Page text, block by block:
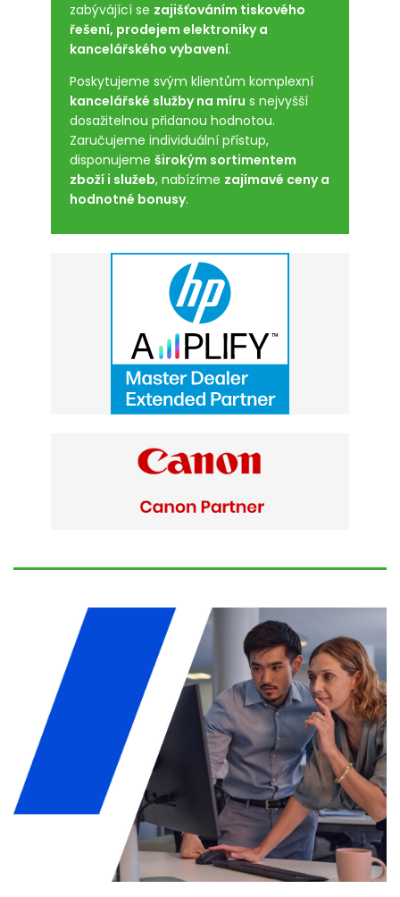
zabývájící se zajišťováním tiskového
řešení, prodejem elektroniky a
kancelářského vybavení.
Poskytujeme svým klientům komplexní
kancelářské služby na míru s nejvyšší
dosažitelnou přidanou hodnotou.
Zaručujeme individuální přístup,
disponujeme širokým sortimentem
zboží i služeb, nabízíme zajímavé ceny a
hodnotné bonusy.